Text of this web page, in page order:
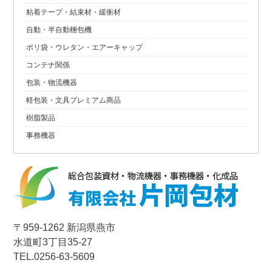
粘着テープ・結束材・緩衝材
自動・半自動梱包機
ポリ袋・ウレタン・エアーキャップ
コンテナ関係
包装・物流機器
軽包装・文具プレミアム商品
樹脂製品
事務機器
〒959-1262 新潟県燕市
水道町3丁目35-27
TEL.0256-63-5609